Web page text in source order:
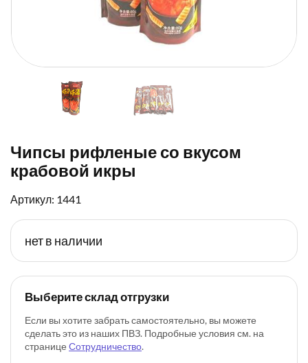
Чипсы рифленые со вкусом
крабовой икры
Артикул: 1441
нет в наличии
Выберите склад отгрузки
Если вы хотите забрать самостоятельно, вы можете
сделать это из наших ПВЗ. Подробные условия см. на
странице Сотрудничество.